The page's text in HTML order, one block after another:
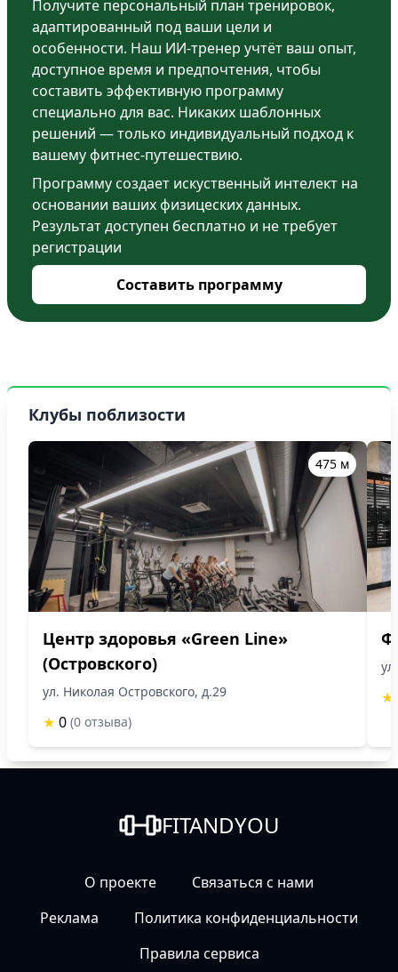
Получите персональный план тренировок,
адаптированный под ваши цели и
особенности. Наш ИИ-тренер учтёт ваш опыт,
доступное время и предпочтения, чтобы
составить эффективную программу
специально для вас. Никаких шаблонных
решений — только индивидуальный подход к
вашему фитнес-путешествию.
Программу создает искуственный интелект на
основании ваших физицеских данных.
Результат доступен бесплатно и не требует
регистрации
Составить программу
Клубы поблизости
475 м
Центр здоровья «Green Line»
(Островского)
ул. Николая Островского, д.29
★ 0 (0 отзыва)
★
FITANDYOU
О проекте
Связаться с нами
Реклама
Политика конфиденциальности
Правила сервиса